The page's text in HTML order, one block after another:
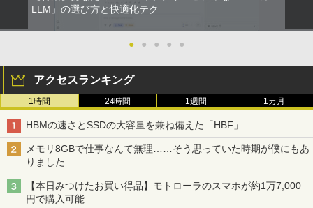
LLM」の選び方と快適化テク
● ● ● ● ●
アクセスランキング
1時間 24時間 1週間 1カ月
HBMの速さとSSDの大容量を兼ね備えた「HBF」
メモリ8GBで仕事なんて無理……そう思っていた時期が僕にもあ
りました
【本日みつけたお買い得品】モトローラのスマホが約1万7,000
円で購入可能